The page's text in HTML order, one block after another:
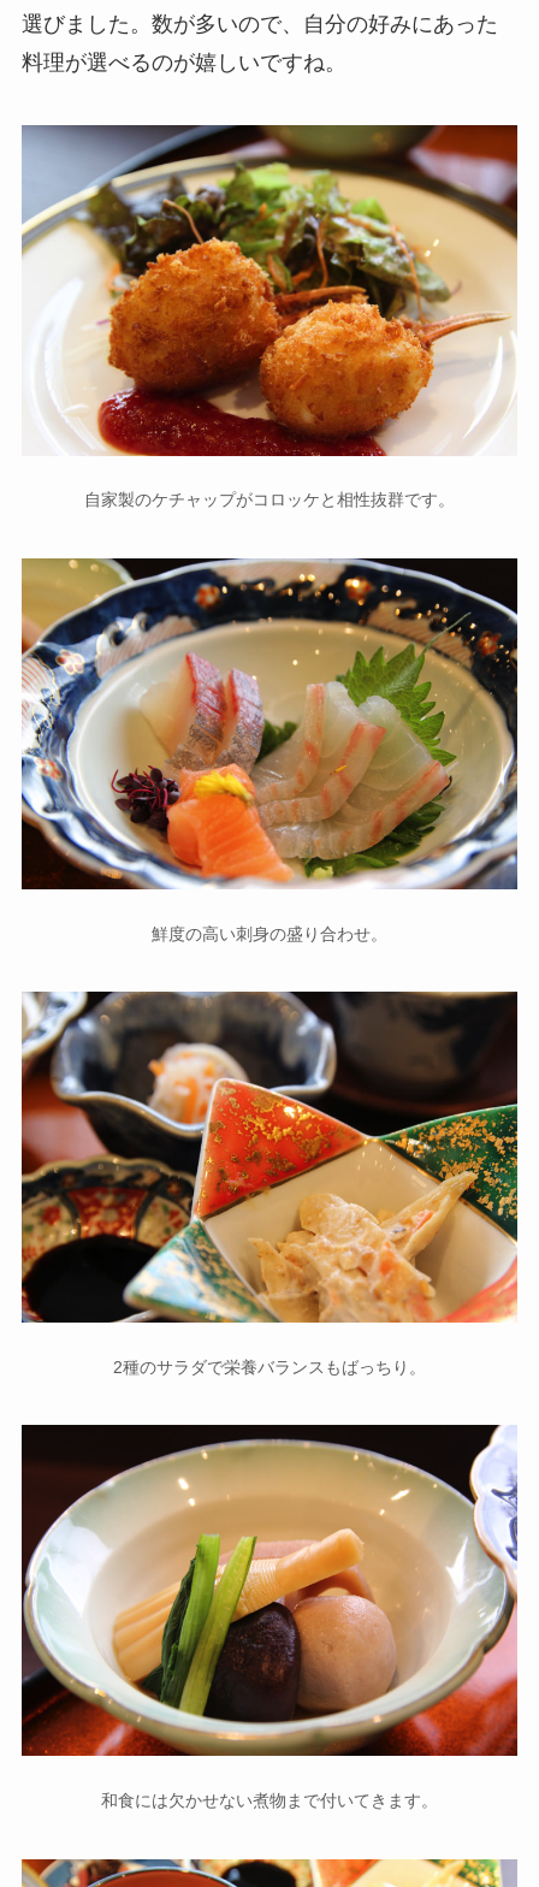
選びました。数が多いので、自分の好みにあった
料理が選べるのが嬉しいですね。
自家製のケチャップがコロッケと相性抜群です。
鮮度の高い刺身の盛り合わせ。
2種のサラダで栄養バランスもばっちり。
和食には欠かせない煮物まで付いてきます。